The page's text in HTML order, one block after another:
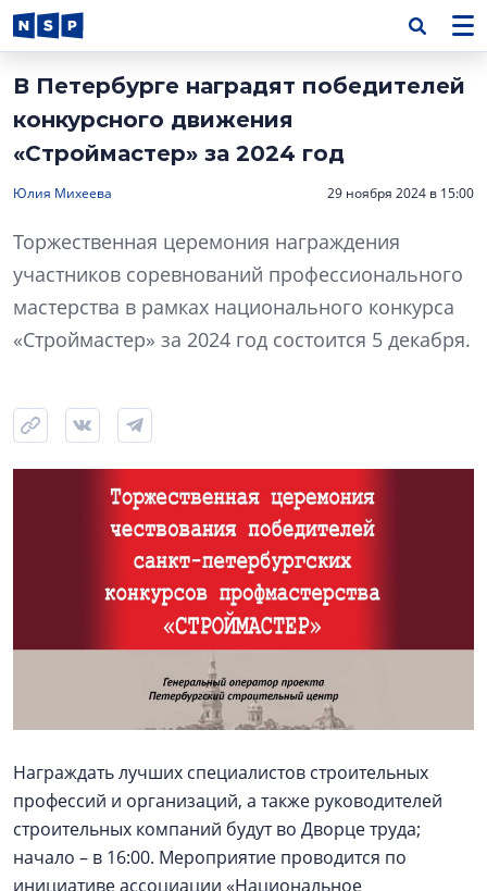
В Петербурге наградят победителей
конкурсного движения
«Строймастер» за 2024 год
Юлия Михеева 29 ноября 2024 в 15:00
Торжественная церемония награждения
участников соревнований профессионального
мастерства в рамках национального конкурса
«Строймастер» за 2024 год состоится 5 декабря.
Награждать лучших специалистов строительных
профессий и организаций, а также руководителей
строительных компаний будут во Дворце труда;
начало – в 16:00. Мероприятие проводится по
инициативе ассоциации «Национальное